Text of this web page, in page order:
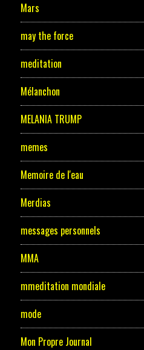
Mars
may the force
meditation
Mélanchon
MELANIA TRUMP
memes
Memoire de l'eau
Merdias
messages personnels
MMA
mmeditation mondiale
mode
Mon Propre Journal